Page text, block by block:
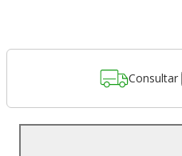
Consultar